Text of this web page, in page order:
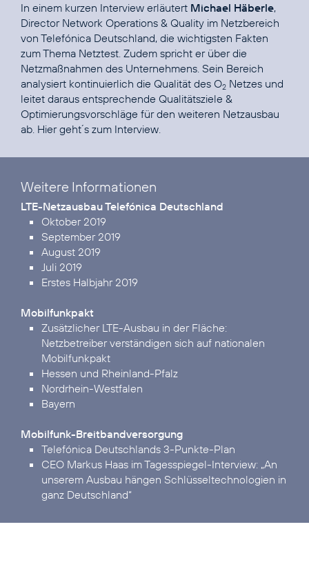
In einem kurzen Interview erläutert Michael Häberle,
Director Network Operations & Quality im Netzbereich
von Telefónica Deutschland, die wichtigsten Fakten
zum Thema Netztest. Zudem spricht er über die
Netzmaßnahmen des Unternehmens. Sein Bereich
analysiert kontinuierlich die Qualität des O2 Netzes und
leitet daraus entsprechende Qualitätsziele &
Optimierungs­vorschläge für den weiteren Netzausbau
ab. Hier geht´s zum Interview.
Weitere Informationen
LTE-Netzausbau Telefónica Deutschland
Oktober 2019
September 2019
August 2019
Juli 2019
Erstes Halbjahr 2019
Mobilfunkpakt
Zusätzlicher LTE-Ausbau in der Fläche:
Netzbetreiber verständigen sich auf nationalen
Mobilfunkpakt
Hessen und Rheinland-Pfalz
Nordrhein-Westfalen
Bayern
Mobilfunk-Breitbandversorgung
Telefónica Deutschlands 3-Punkte-Plan
CEO Markus Haas im Tagesspiegel-Interview: „An
unserem Ausbau hängen Schlüsseltechnologien in
ganz Deutschland“